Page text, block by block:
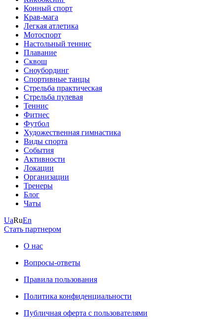
Конный спорт
Крав-мага
Легкая атлетика
Мотоспорт
Настольный теннис
Плавание
Сквош
Сноубординг
Спортивные танцы
Стрельба практическая
Стрельба пулевая
Теннис
Фитнес
Футбол
Художественная гимнастика
Виды спорта
События
Активности
Локации
Организации
Тренеры
Блог
Чаты
UaRuEn
Стать партнером
О нас
Вопросы-ответы
Правила пользования
Политика конфиденциальности
Публичная оферта с пользователями